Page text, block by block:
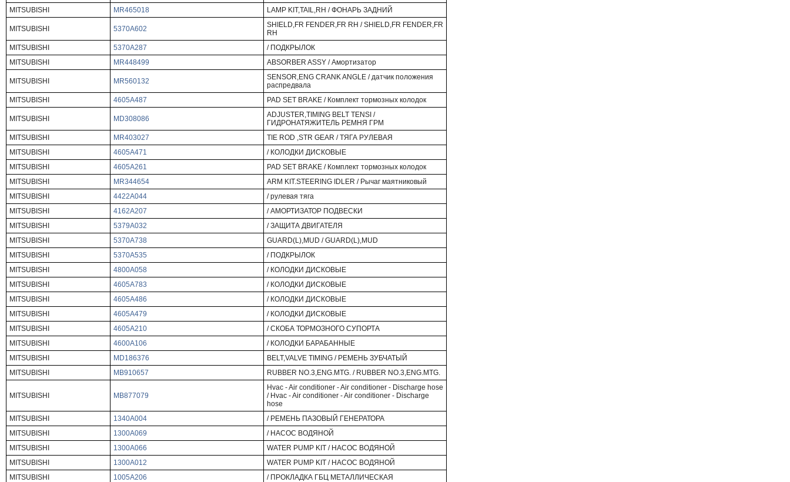
MITSUBISHI
MR465018 LAMP KIT,TAIL,RH / ФОНАРЬ ЗАДНИЙ
MITSUBISHI 5370A602
SHIELD,FR FENDER,FR RH / SHIELD,FR FENDER,FR
RH
MITSUBISHI
5370A287
/ ПОДКРЫЛОК
MITSUBISHI
MR448499 ABSORBER ASSY / Амортизатор
MITSUBISHI MR560132
SENSOR,ENG CRANK ANGLE / датчик положения
распредвала
MITSUBISHI
4605A487 PAD SET BRAKE / Комплект тормозных колодок
MITSUBISHI MD308086
ADJUSTER,TIMING BELT TENSI /
ГИДРОНАТЯЖИТЕЛЬ РЕМНЯ ГРМ
MITSUBISHI
MR403027
TIE ROD ,STR GEAR / ТЯГА РУЛЕВАЯ
MITSUBISHI
4605A471
/ КОЛОДКИ ДИСКОВЫЕ
MITSUBISHI
4605A261
PAD SET BRAKE / Комплект тормозных колодок
MITSUBISHI
MR344654
ARM KIT.STEERING IDLER / Рычаг маятниковый
MITSUBISHI
4422A044
/ рулевая тяга
MITSUBISHI
4162A207
/ АМОРТИЗАТОР ПОДВЕСКИ
MITSUBISHI
5379A032
/ ЗАЩИТА ДВИГАТЕЛЯ
MITSUBISHI
5370A738
GUARD(L),MUD / GUARD(L),MUD
MITSUBISHI
5370A535
/ ПОДКРЫЛОК
MITSUBISHI
4800A058
/ КОЛОДКИ ДИСКОВЫЕ
MITSUBISHI
4605A783
/ КОЛОДКИ ДИСКОВЫЕ
MITSUBISHI
4605A486
/ КОЛОДКИ ДИСКОВЫЕ
MITSUBISHI
4605A479
/ КОЛОДКИ ДИСКОВЫЕ
MITSUBISHI
4605A210
/ СКОБА ТОРМОЗНОГО СУПОРТА
MITSUBISHI
4600A106
/ КОЛОДКИ БАРАБАННЫЕ
MITSUBISHI
MD186376
BELT,VALVE TIMING / РЕМЕНЬ ЗУБЧАТЫЙ
MITSUBISHI
MB910657 RUBBER NO.3,ENG.MTG. / RUBBER NO.3,ENG.MTG.
MITSUBISHI MB877079
Hvac - Air conditioner - Air conditioner - Discharge hose
/ Hvac - Air conditioner - Air conditioner - Discharge
hose
MITSUBISHI
1340A004
/ РЕМЕНЬ ПАЗОВЫЙ ГЕНЕРАТОРА
MITSUBISHI
1300A069
/ НАСОС ВОДЯНОЙ
MITSUBISHI
1300A066
WATER PUMP KIT / НАСОС ВОДЯНОЙ
MITSUBISHI
1300A012
WATER PUMP KIT / НАСОС ВОДЯНОЙ
MITSUBISHI
1005A206 / ПРОКЛАДКА ГБЦ МЕТАЛЛИЧЕСКАЯ